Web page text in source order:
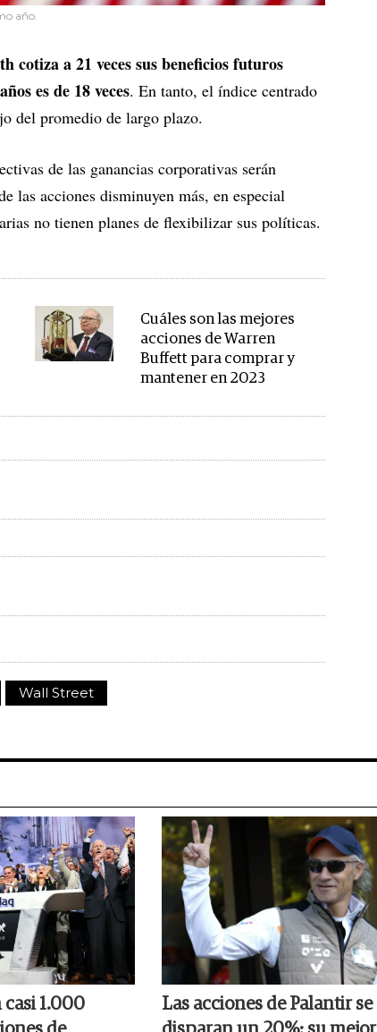
año.
a 21 veces sus beneficios futuros
es de 18 veces. En tanto, el índice centrado
del promedio de largo plazo.
de las ganancias corporativas serán
las acciones disminuyen más, en especial
no tienen planes de flexibilizar sus políticas.
Cuáles son las mejores
acciones de Warren
Buffett para comprar y
mantener en 2023
Wall Street
casi 1.000
Las acciones de Palantir se